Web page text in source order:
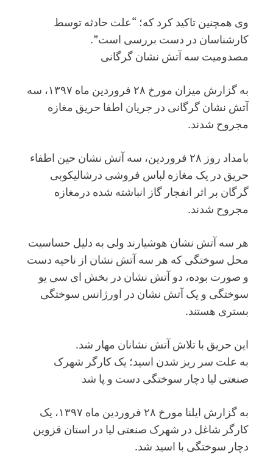
وی همچنین تاکید کرد که؛ “علت حادثه توسط
کارشناسان در دست بررسی است”.
مصدومیت سه آتش نشان گرگانی
به گزارش میزان مورخ ۲۸ فروردین ماه ۱۳۹۷، سه
آتش نشان گرگانی در جریان اطفا حریق مغازه
مجروح شدند.
بامداد روز ۲۸ فروردین، سه آتش نشان حین اطفاء
حریق در یک مغازه لباس فروشی درشالیکوبی
گرگان بر اثر انفجار گاز انباشته شده درمغازه
مجروح شدند.
هر سه آتش نشان هوشیارند ولی به دلیل حساسیت
محل سوختگی که هر سه آتش نشان از ناحیه دست
و صورت بوده، دو آتش نشان در بخش ای سی یو
سوختگی و یک آتش نشان در اورژانس سوختگی
بستری هستند.
این حریق با تلاش آتش نشانان مهار شد.
به علت سر ریز شدن اسید؛ یک کارگر شهرک
صنعتی لیا دچار سوختگی دست و پا شد
به گزارش ایلنا مورخ ۲۸ فروردین ماه ۱۳۹۷، یک
کارگر شاغل در شهرک صنعتی لیا در استان قزوین
دچار سوختگی با اسید شد.